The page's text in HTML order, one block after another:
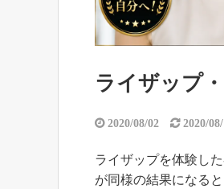
ライザップ
2020/08/02 2020/
ライザップを体験し
が同様の結果になると